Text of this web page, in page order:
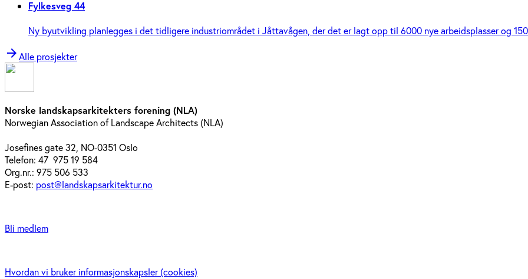
Fylkesveg 44
Ny byutvikling planlegges i det tidligere industriområdet i Jåttavågen, der det er lagt opp til 6000 nye arbeidsplasser og
arrow_forwardAlle prosjekter
Norske landskapsarkitekters forening (NLA)
Norwegian Association of Landscape Architects (NLA)
Josefines gate 32, NO-0351 Oslo
Telefon: 47 975 19 584
Org.nr.: 975 506 533
E-post: post@landskapsarkitektur.no
Bli medlem
Hvordan vi bruker informasjonskapsler (cookies)